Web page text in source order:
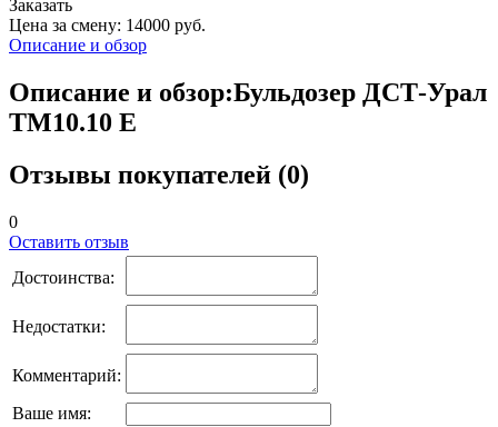
Заказать
Цена за смену: 14000 руб.
Описание и обзор
Описание и обзор:Бульдозер ДСТ-Урал
ТМ10.10 Е
Отзывы покупателей (0)
0
Оставить отзыв
Достоинства:
Недостатки:
Комментарий:
Ваше имя: